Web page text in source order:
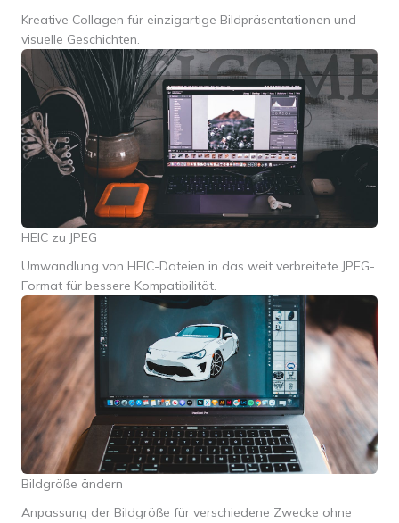
Kreative Collagen für einzigartige Bildpräsentationen und
visuelle Geschichten.
HEIC zu JPEG
Umwandlung von HEIC-Dateien in das weit verbreitete JPEG-
Format für bessere Kompatibilität.
Bildgröße ändern
Anpassung der Bildgröße für verschiedene Zwecke ohne